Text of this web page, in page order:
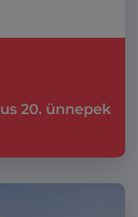
20. ünnepek